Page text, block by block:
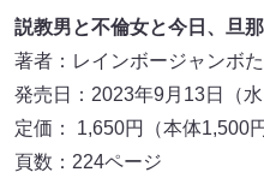
説教男と不倫女と今日、旦
著者：レインボージャンボ
発売日：2023年9月13日（水
定価： 1,650円（本体1,500
頁数：224ページ